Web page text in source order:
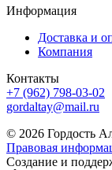
Информация
Доставка и
Компания
Контакты
+7 (962) 798-03-02
gordaltay@mail.ru
© 2026 Гордость
Правовая
Создание и